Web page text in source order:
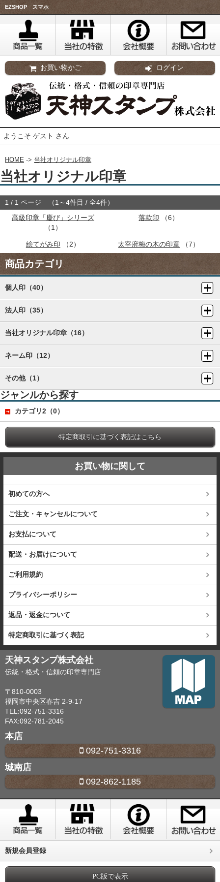
EZSHOP スマホ
お買い物かご ログイン
ようこそ ゲスト さん
HOME -> 当社オリジナル印章
当社オリジナル印章
1 / 1 ページ （1～4件目 / 全4件）
高級印章「慶び」シリーズ
（1）
落款印 （6）
絵てがみ印 （2） 太宰府梅の木の印章 （7）
商品カテゴリ
個人印（40）
法人印（35）
当社オリジナル印章（16）
ネーム印（12）
その他（1）
ジャンルから探す
カテゴリ2（0）
特定商取引に基づく表記はこちら
お買い物に関して
初めての方へ
ご注文・キャンセルについて
お支払について
配送・お届けについて
ご利用規約
プライバシーポリシー
返品・返金について
特定商取引に基づく表記
天神スタンプ株式会社
伝統・格式・信頼の印章専門店
〒810-0003
福岡市中央区春吉 2-9-17
TEL:092-751-3316
FAX:092-781-2045
本店
092-751-3316
城南店
092-862-1185
新規会員登録
PC版で表示